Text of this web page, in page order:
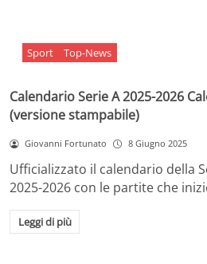
Sport Top-News
Calendario Serie A 2025-2026
(versione stampabile)
Giovanni Fortunato 8 Giugno 2025
Ufficializzato il calendario della
2025-2026 con le partite che
Leggi di più